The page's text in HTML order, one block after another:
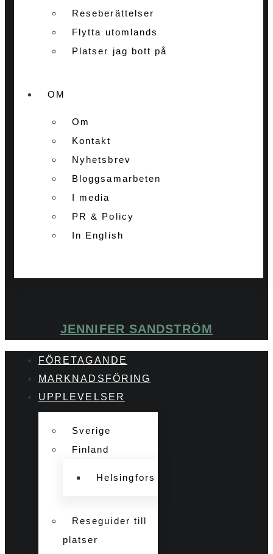
Reseberättelser
Flytta utomlands
Platser jag bott på
OM
Om
Kontakt
Nyhetsbrev
Bloggsamarbeten
I media
PR & Policy
In English
JENNIFER SANDSTRÖM
FÖRETAGANDE
MARKNADSFÖRING
UPPLEVELSER
Sverige
Finland
Helsingfors
Reseguider till
platser